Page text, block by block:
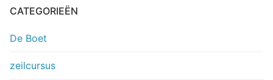
CATEGORIEËN
De Boet
zeilcursus